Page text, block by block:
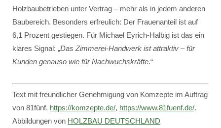
Holzbaubetrieben unter Vertrag – mehr als in jedem anderen
Baubereich. Besonders erfreulich: Der Frauenanteil ist auf
6,1 Prozent gestiegen. Für Michael Eyrich-Halbig ist das ein
klares Signal: „Das Zimmerei-Handwerk ist attraktiv – für
Kunden genauso wie für Nachwuchskräfte.“
Text mit freundlicher Genehmigung von Komzepte im Auftrag
von 81fünf. https://komzepte.de/, https://www.81fuenf.de/.
Abbildungen von HOLZBAU DEUTSCHLAND